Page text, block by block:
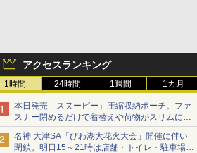
アクセスランキング
1時間 24時間 1週間 1カ月
本日発売「スヌーピー」圧縮収納ポーチ。ファ
スナー閉めるだけで着替えや荷物がスリムにま
とまる
名神 大津SA「びわ湖大花火大会」開催に伴い
閉鎖。明日15～21時は店舗・トイレ・駐車場の